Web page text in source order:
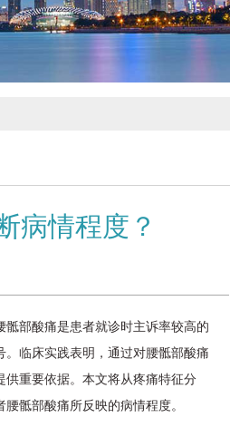
病情程度？
部酸痛是患者就诊时主诉率较高的
临床实践表明，通过对腰骶部酸痛
供重要依据。本文将从疼痛特征分
骶部酸痛所反映的病情程度。